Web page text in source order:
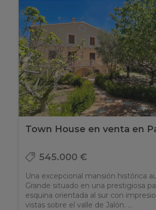
Town House en venta en
545.000 €
Una excepcional mansión histórica
Grande situado en una prestigiosa
esquina orientada al sur con
vistas sobre el valle de Jalón. ...